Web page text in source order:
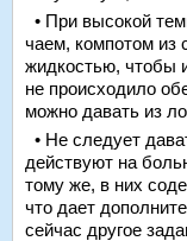
• При высокой
чаем, компотом из
жидкостью, чтобы
не происходило
можно давать из
• Не следует
действуют на
тому же, в них
что дает
сейчас другое